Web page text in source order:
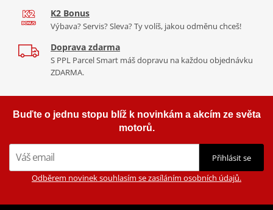
Třívrstvá povrchová úprava eliminuje nutnost použití pasty
proti zadření
Spec sheet – specifikační list NICKEL SPARK PLUGS
K2 Bonus
Výbava? Servis? Sleva? Ty volíš, jakou odměnu chceš!
Doprava zdarma
S PPL Parcel Smart máš dopravu na každou objednávku
ZDARMA.
Buďte o jednu stopu blíž k novinkám a akcím ze světa
motorů.
Přihlásit se
Odběrem novinek souhlasím se zasíláním osobních údajů.